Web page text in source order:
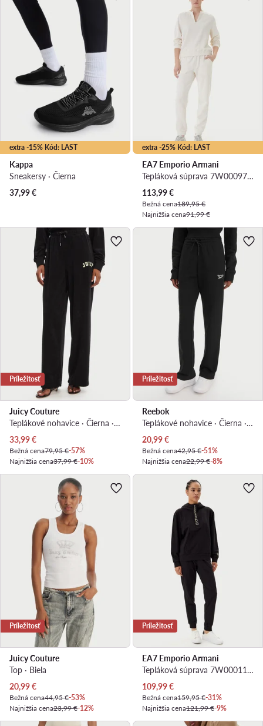
extra -15% Kód: LAST
Kappa
Sneakersy · Čierna
37,99€
extra -25% Kód: LAST
EA7 Emporio Armani
Tepláková súprava 7W000976 AF12501 U0004 Écru Regular Fit
Aktuálna cena
113,99€
Bežná cena189,95 €
Najnižšia cena91,99 €
Príležitosť
Juicy Couture
Teplákové nohavice · Čierna · Regular fit
Aktuálna cena
33,99€
Bežná cena79,95 €-57%
Najnižšia cena37,99 €-10%
Príležitosť
Reebok
Teplákové nohavice · Čierna · Regular fit
Aktuálna cena
20,99€
Bežná cena42,95 €-51%
Najnižšia cena22,99 €-8%
Príležitosť
Juicy Couture
Top · Biela
Aktuálna cena
20,99€
Bežná cena44,95 €-53%
Najnižšia cena23,99 €-12%
Príležitosť
EA7 Emporio Armani
Tepláková súprava 7W000117 AF13135 MC004 Čierna Regular Fit
Aktuálna cena
109,99€
Bežná cena159,95 €-31%
Najnižšia cena121,99 €-9%